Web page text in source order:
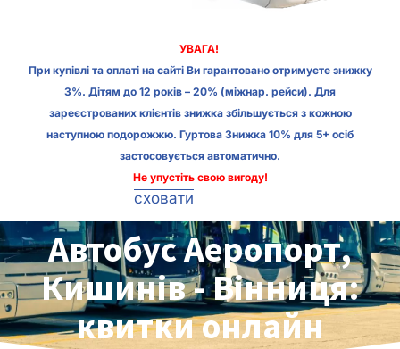
УВАГА!
При купівлі та оплаті на сайті Ви гарантовано отримуєте знижку
3%. Дітям до 12 років – 20% (міжнар. рейси). Для
зареєстрованих клієнтів знижка збільшується з кожною
наступною подорожжю. Гуртова Знижка 10% для 5+ осіб
застосовується автоматично.
Не упустіть свою вигоду!
сховати
Автобус Аеропорт,
Кишинів - Вінниця:
квитки онлайн